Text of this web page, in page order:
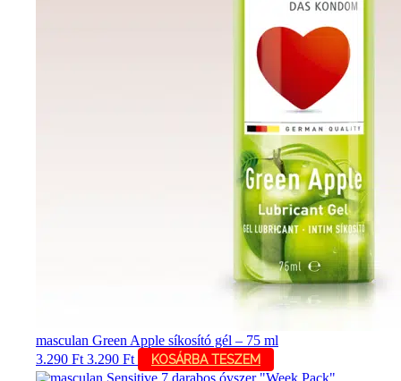
masculan Green Apple síkosító gél – 75 ml
3.290 Ft 3.290 Ft KOSÁRBA TESZEM